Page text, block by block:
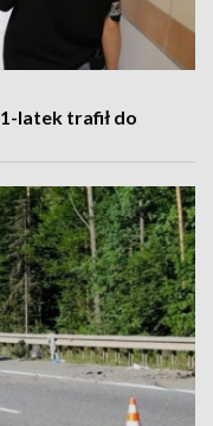
latek trafił do